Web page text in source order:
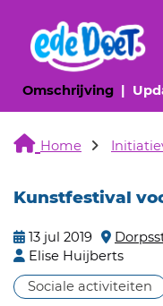
Omschrijving
Home
Kunstfestival
13 jul 2019
Elise Huijberts
Sociale activiteiten